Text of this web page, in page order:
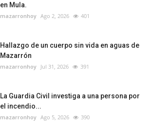
en Mula.
mazarronhoy Ago 2, 2026 401
Hallazgo de un cuerpo sin vida en aguas de
Mazarrón
mazarronhoy Jul 31, 2026 391
La Guardia Civil investiga a una persona por
el incendio...
mazarronhoy Ago 5, 2026 390